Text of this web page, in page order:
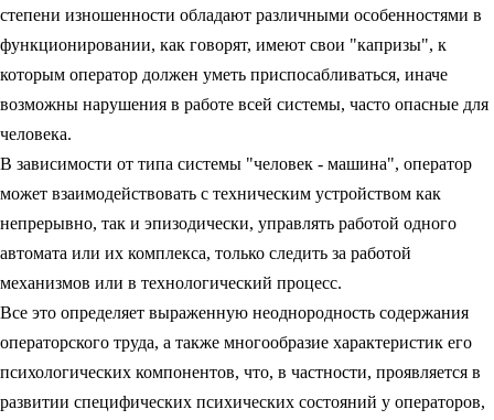
степени изношенности обладают различными особенностями в
функционировании, как говорят, имеют свои "капризы", к
которым оператор должен уметь приспосабливаться, иначе
возможны нарушения в работе всей системы, часто опасные для
человека.
В зависимости от типа системы "человек - машина", оператор
может взаимодействовать с техническим устройством как
непрерывно, так и эпизодически, управлять работой одного
автомата или их комплекса, только следить за работой
механизмов или в технологический процесс.
Все это определяет выраженную неоднородность содержания
операторского труда, а также многообразие характеристик его
психологических компонентов, что, в частности, проявляется в
развитии специфических психических состояний у операторов,